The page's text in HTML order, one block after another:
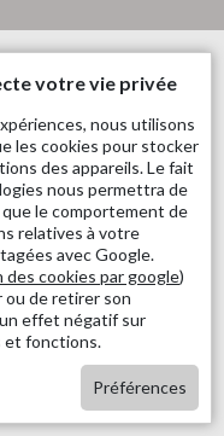
votre vie privée
nous utilisons
les cookies pour stocker
des appareils. Le fait
nous permettra de
le comportement de
relatives à votre
avec Google.
cookies par google)
ou de retirer son
effet négatif sur
et fonctions.
Préférences